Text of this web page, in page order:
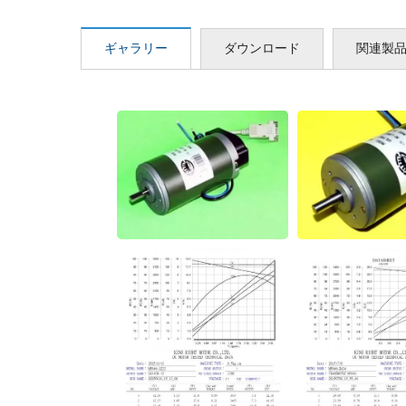
ギャラリー ダウンロード 関連製品